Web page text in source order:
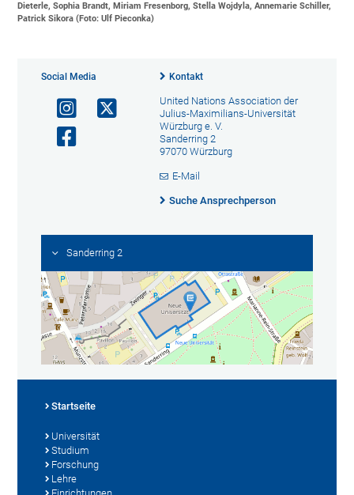
Dieterle, Sophia Brandt, Miriam Fresenborg, Stella Wojdyla, Annemarie Schiller,
Patrick Sikora (Foto: Ulf Pieconka)
Social Media Kontakt
United Nations Association der
Julius-Maximilians-Universität
Würzburg e. V.
Sanderring 2
97070 Würzburg
E-Mail
Suche Ansprechperson
Sanderring 2
Startseite
Universität
Studium
Forschung
Lehre